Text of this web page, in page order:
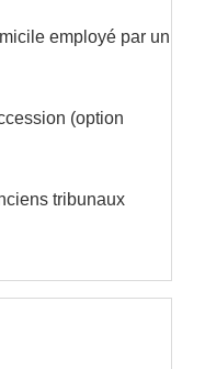
employé par un
(option
tribunaux